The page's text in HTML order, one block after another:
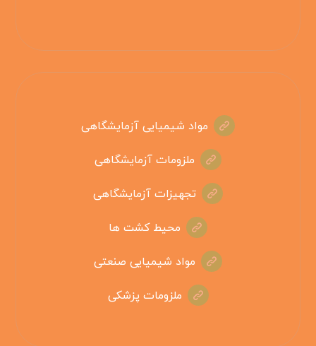
مواد شیمیایی آزمایشگاهی
ملزومات آزمایشگاهی
تجهیزات آزمایشگاهی
محیط کشت ها
مواد شیمیایی صنعتی
ملزومات پزشکی